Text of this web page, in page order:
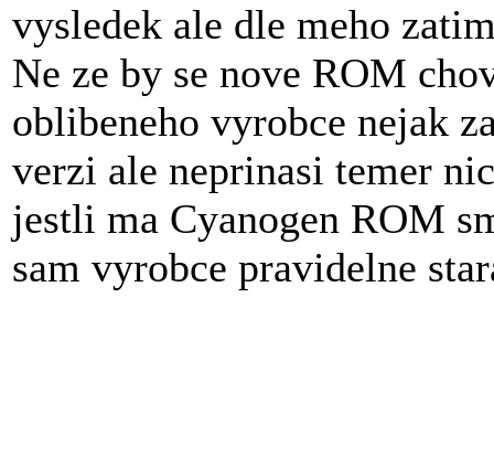
vysledek ale dle meho
Ne ze by se nove ROM
oblibeneho vyrobce nejak
verzi ale neprinasi temer
jestli ma Cyanogen ROM
sam vyrobce pravidelne